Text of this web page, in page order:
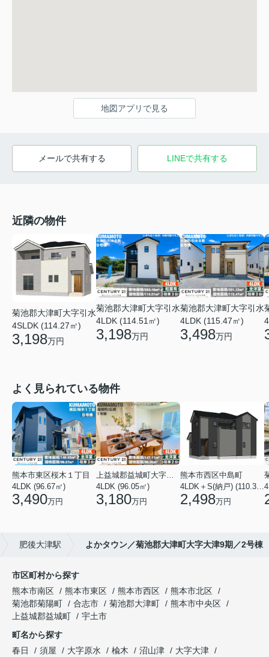
地図アプリで見る
メールで共有する LINEで共有する
近隣の物件
菊池郡大津町大字引水
4SLDK (114.27㎡)
3,198万円
菊池郡大津町大字引水
4LDK (114.51㎡)
3,198万円
菊池郡大津町大字引水
4LDK (115.47㎡)
3,498万円
よく見られている物件
熊本市東区桜木１丁目
4LDK (96.67㎡)
3,490万円
4LDK (96.05㎡)
3,180万円
熊本市西区中島町
2,498万円
肥後大津駅 よかタウン／菊池郡大津町大字大津9期／2号棟
市区町村から探す
熊本市南区
熊本市東区 熊本市西区
熊本市北区
菊池郡菊陽町
合志市 菊池郡大津町
熊本市中央区
上益城郡益城町
宇土市
町名から探す
春日
須屋 大字原水 楡木 沼山津
大字大津